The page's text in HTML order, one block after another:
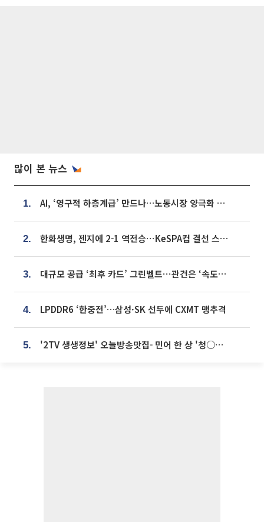
많이 본 뉴스
1. AI, ‘영구적 하층계급’ 만드나…노동시장 양극화 경고
2. 한화생명, 젠지에 2-1 역전승⋯KeSPA컵 결선 스테이지 2 직행
3. 대규모 공급 ‘최후 카드’ 그린벨트⋯관건은 ‘속도’ [주택공급 승부수의 조건]
4. LPDDR6 ‘한중전’…삼성·SK 선두에 CXMT 맹추격
5. '2TV 생생정보' 오늘방송맛집- 민어 한 상 '청○○○' vs 전복 한 상 '명○'